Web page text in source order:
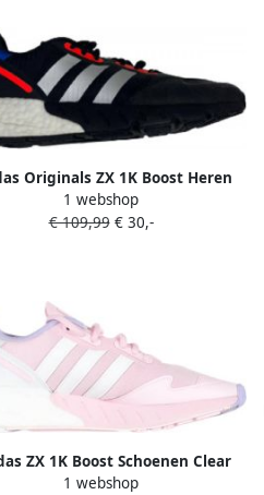
Originals ZX 1K Boost Heren
Black Silver Metallic Cloud White
Dames
1 webshop
€ 109,99€ 30,-
ZX 1K Boost Schoenen Clear
Cloud White Violet Tone Dames
1 webshop